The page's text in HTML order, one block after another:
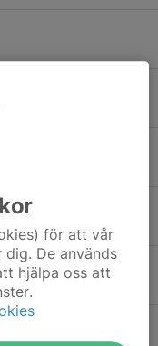
för att vår
De används
hjälpa oss att